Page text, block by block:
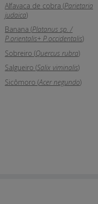
Alfavaca de cobra (Parietaria
judaica)
Banana (Platanus sp. /
P.orientalis+ P.occidentalis)
Sobreiro (Quercus rubra)
Salgueiro (Salix viminalis)
Sicômoro (Acer negundo)